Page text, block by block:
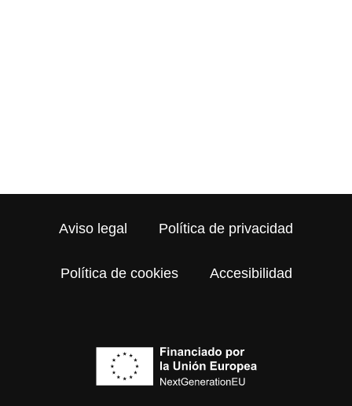
Aviso legal Política de privacidad
Política de cookies Accesibilidad